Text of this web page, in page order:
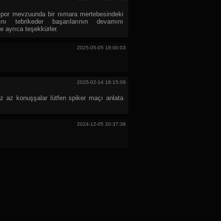
mevzuunda bir nımara mertebesindeki
tebrikeder başarılarının devamını
ayrıca teşekkürler.
2025-05-05 18:00:03
2025-02-14 18:15:09
az konuşşalar lütfen spiker maçı anlata
2024-12-05 20:37:38